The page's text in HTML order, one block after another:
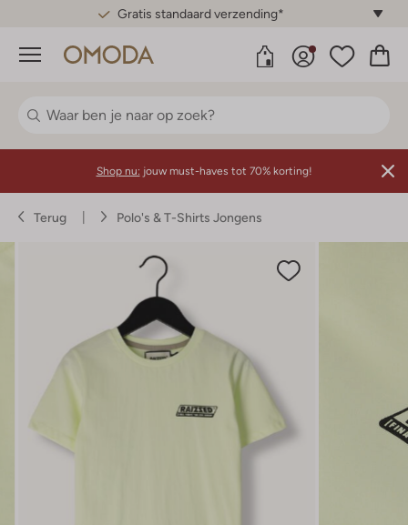
Gratis standaard verzending*
Menu
Shop nu: jouw must-haves tot 70% korting!
Terug Polo's & T-Shirts Jongens